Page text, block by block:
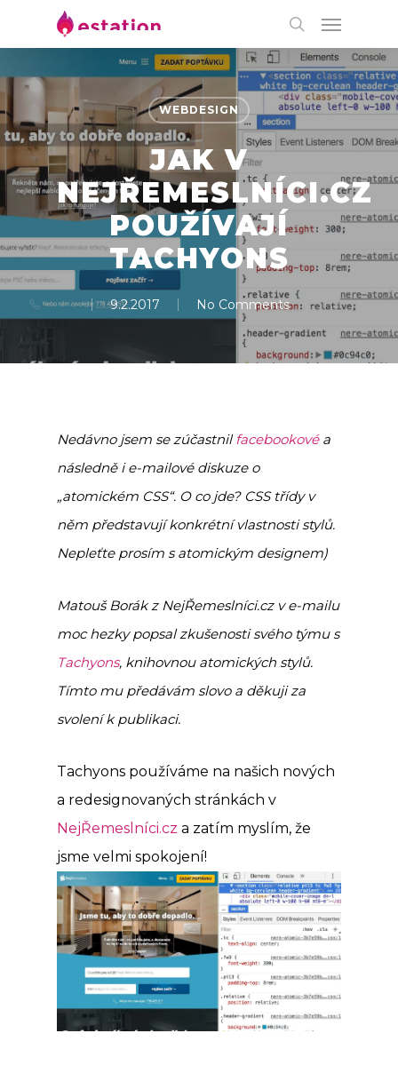
WEBDESIGN
JAK V
NEJŘEMESLNÍCI.CZ
POUŽÍVAJÍ
TACHYONS
9.2.2017 No Comments
Nedávno jsem se zúčastnilfacebookovéa
následně i e-mailové diskuze o
„atomickém CSS“. O co jde? CSS třídy v
něm představují konkrétní vlastnosti stylů.
Nepleťte prosím s atomickým designem)
Matouš Borák z NejŘemeslníci.cz v e-mailu
moc hezky popsal zkušenosti svého týmu s
Tachyons, knihovnou atomických stylů.
Tímto mu předávám slovo a děkuji za
svolení k publikaci.
Tachyons používáme na našich nových
a redesignovaných stránkách v
NejŘemeslníci.cz a zatím myslím, že
jsme velmi spokojení!